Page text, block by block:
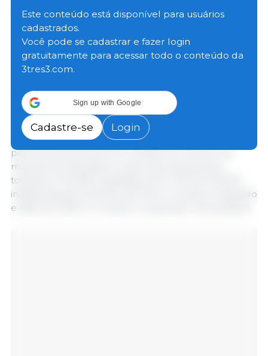
“Retrato da Suinocultura Brasileira” edição 2024. O
material, desenvolvido com o apoio do Fundo
Nacional de Desenvolvimento da Suinocultura
(FNDS), está disponível a partir dessa quinta-feira
(25) e traz um compilado do setor suinícola do país
suinocultura e aponta crescimento significativo do
setor.
Um dos destaques do material é atualização do
perfil da suinocultura em relação ao número de
matrizes tecnificadas no país, que atualmente
totalizam 2.110.840, divididas entre 703.275 (33,3%)
independentes, 922.150 (43,7%) no modelo integrado
e 485.415 (23%) no modelo cooperado verticalizado.
Este conteúdo está disponível para usuários
cadastrados.
Você pode se cadastrar e fazer login
gratuitamente para acessar todo o conteúdo da
3tres3.com.
Sign up with Google
Cadastre-se Login